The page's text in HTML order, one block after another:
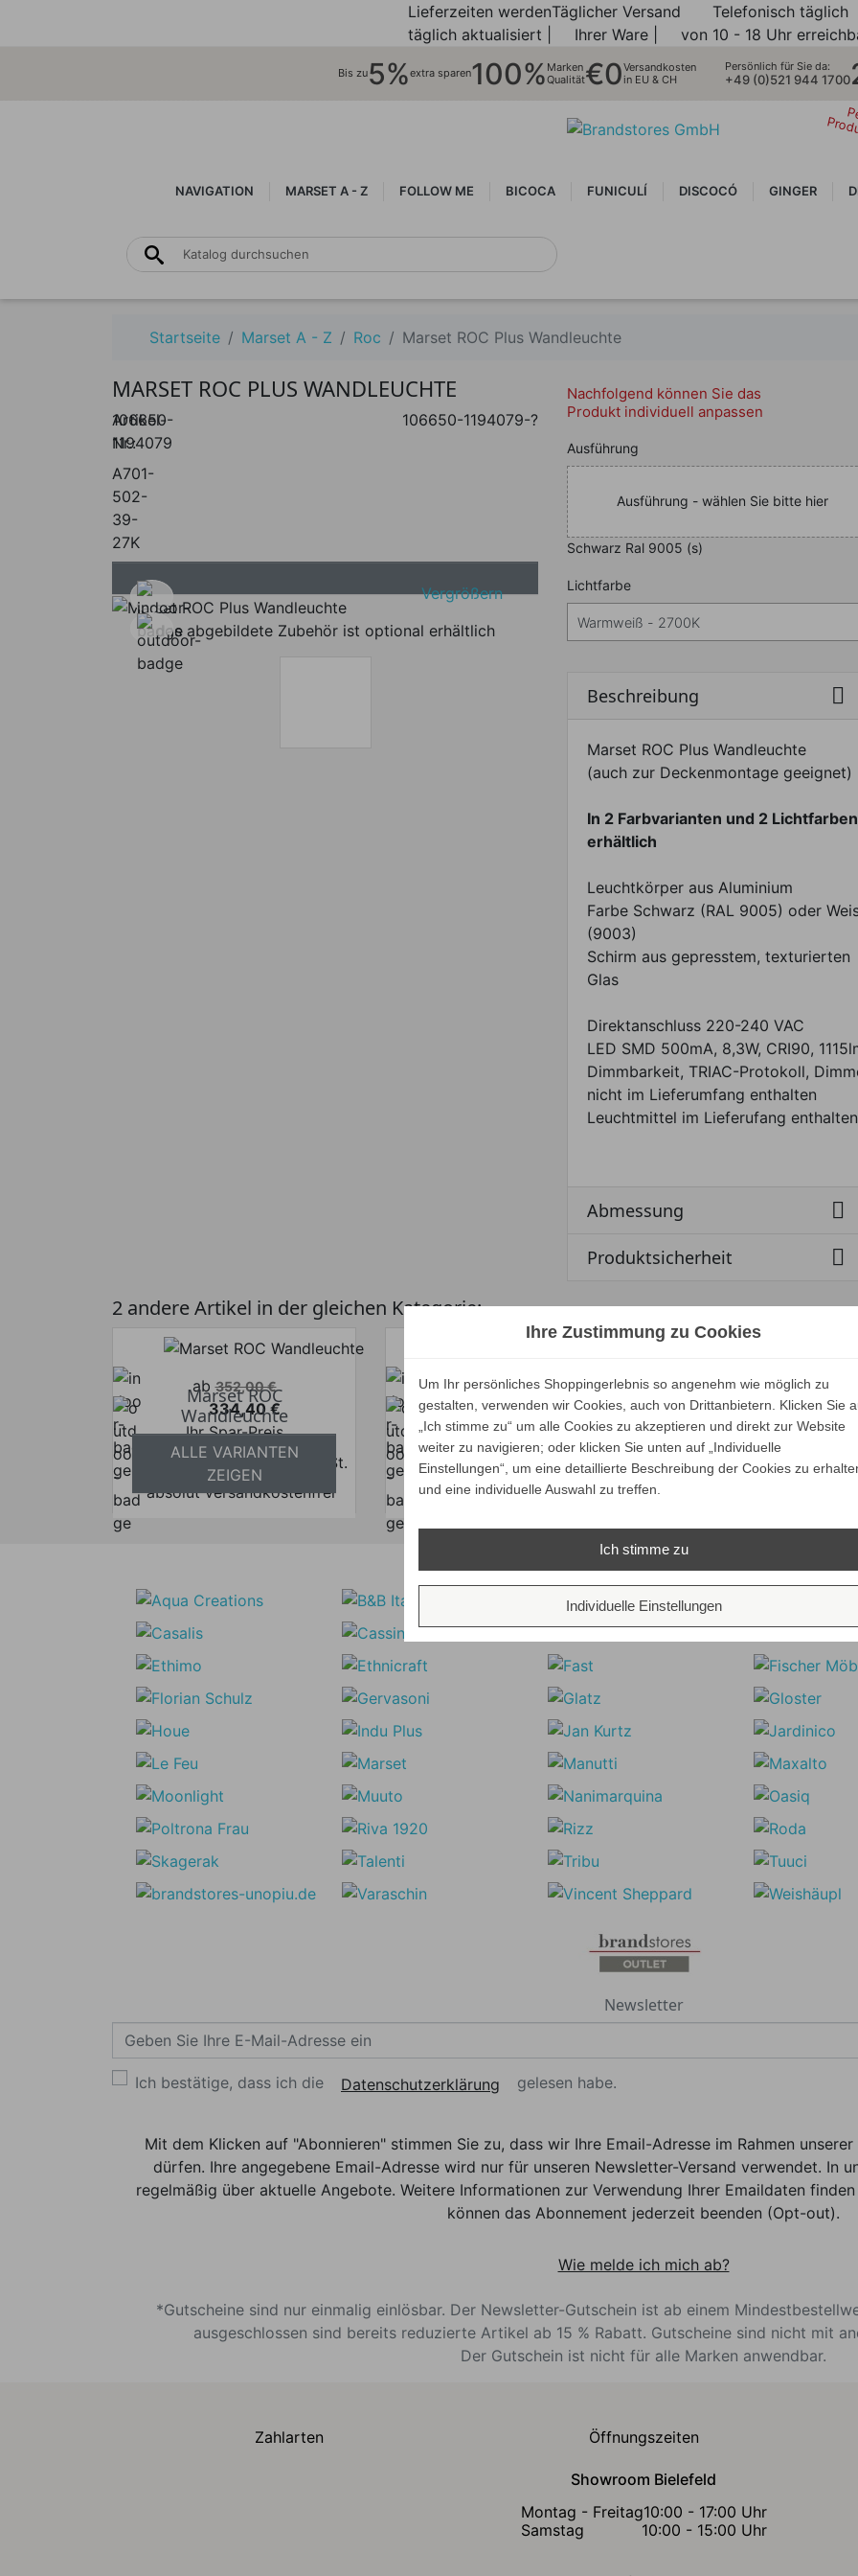
Lieferzeiten werden
täglich aktualisiert |
Täglicher Versand
Ihrer Ware |
Telefonisch täglich
von 10 - 18 Uhr
Bis zu5%extra sparen100% Marken
Qualität€0Versandkosten
in EU & CH
Persönlich für Sie da:
+49 (0)521 944 1700
NAVIGATION MARSET A - Z FOLLOW ME BICOCA FUNICULÍ DISCOCÓ GINGER
Startseite Marset A - Z Roc Marset ROC Plus Wandleuchte
MARSET ROC PLUS WANDLEUCHTE
Artikel-
Nr.:
A701-
502-
39-
27K
106650-
1194079
106650-1194079-?
Vergrößern
das abgebildete Zubehör ist optional erhältlich
Nachfolgend können Sie das
Produkt individuell anpassen
Nachfolgend können Sie
Ausführung
Ausführung - wählen Sie bitte hier
Schwarz Ral 9005 (s)
Nachfolgend können Sie
Lichtfarbe
Beschreibung 
Marset ROC Plus Wandleuchte
(auch zur Deckenmontage geeignet)
In 2 Farbvarianten und 2 Lichtfarben
erhältlich
Leuchtkörper aus Aluminium
Farbe Schwarz (RAL 9005) oder
(9003)
Schirm aus gepresstem, texturierten
Glas
Direktanschluss 220-240 VAC
LED SMD 500mA, 8,3W, CRI90,
Dimmbarkeit, TRIAC-Protokoll,
nicht im Lieferumfang enthalten
Leuchtmittel im Lieferufang enthalten
Abmessung 
Produktsicherheit 
2 andere Artikel in der gleichen Kategorie:
Verkaufspreis
ab 352,00 €
Preis
334,40 €
Ihr Spar-Preis
Preise inkl. ges. MwSt.
absolut versandkostenfrei
Marset ROC
Wandleuchte
ALLE VARIANTEN
ZEIGEN
Verkaufspreis
ab 222,99 €
Preis
211,84 €
Ihr Spar-Preis
Preise inkl. ges. MwSt.
absolut versandkostenfrei
Marset ROC Mini
Wandleuchte
ALLE VARIANTEN
ZEIGEN
Unsere Marken
Newsletter
Ich bestätige, dass ich die Datenschutzerklärung gelesen habe.
Mit dem Klicken auf "Abonnieren" stimmen Sie zu, dass wir Ihre Email-Adresse im Rahmen
dürfen. Ihre angegebene Email-Adresse wird nur für unseren Newsletter-Versand verwendet. In
regelmäßig über aktuelle Angebote. Weitere Informationen zur Verwendung Ihrer Emaildaten
können das Abonnement jederzeit beenden (Opt-out).
Wie melde ich mich ab?
*Gutscheine sind nur einmalig einlösbar. Der Newsletter-Gutschein ist ab einem
ausgeschlossen sind bereits reduzierte Artikel ab 15 % Rabatt. Gutscheine sind nicht mit
Der Gutschein ist nicht für alle Marken anwendbar.
Zahlarten Öffnungszeiten
Showroom Bielefeld
Montag - Freitag10:00 - 17:00 Uhr
Samstag
10:00 - 15:00 Uhr
Ihre Zustimmung zu Cookies
Um Ihr persönliches Shoppingerlebnis so angenehm wie möglich zu
gestalten, verwenden wir Cookies, auch von Drittanbietern. Klicken Sie
„Ich stimme zu“ um alle Cookies zu akzeptieren und direkt zur Website
weiter zu navigieren; oder klicken Sie unten auf „Individuelle
Einstellungen“, um eine detaillierte Beschreibung der Cookies zu
und eine individuelle Auswahl zu treffen.
Ich stimme zu
Individuelle Einstellungen